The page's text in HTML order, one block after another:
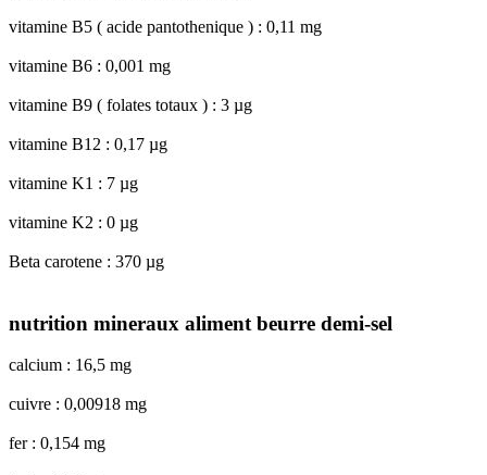
vitamine B5 ( acide pantothenique ) : 0,11 mg
vitamine B6 : 0,001 mg
vitamine B9 ( folates totaux ) : 3 µg
vitamine B12 : 0,17 µg
vitamine K1 : 7 µg
vitamine K2 : 0 µg
Beta carotene : 370 µg
nutrition mineraux aliment beurre demi-sel
calcium : 16,5 mg
cuivre : 0,00918 mg
fer : 0,154 mg